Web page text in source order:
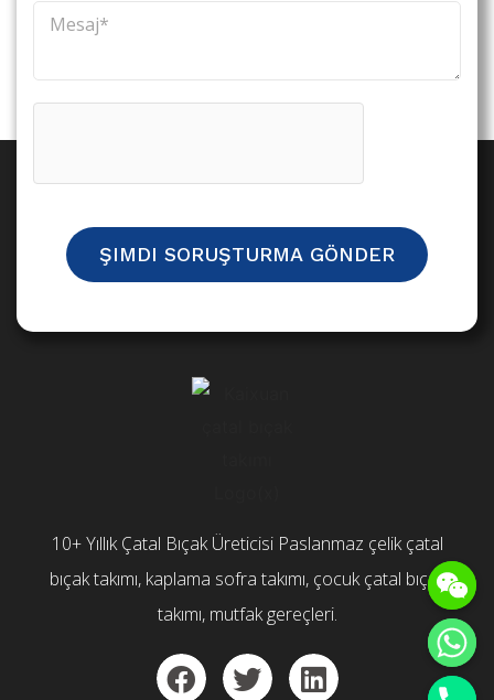
ŞIMDI SORUŞTURMA GÖNDER
10+ Yıllık Çatal Bıçak Üreticisi Paslanmaz çelik çatal
bıçak takımı, kaplama sofra takımı, çocuk çatal bıçak
takımı, mutfak gereçleri.